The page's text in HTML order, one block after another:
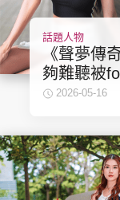
話題人物
《聲夢傳
夠難聽被
2026-05-16